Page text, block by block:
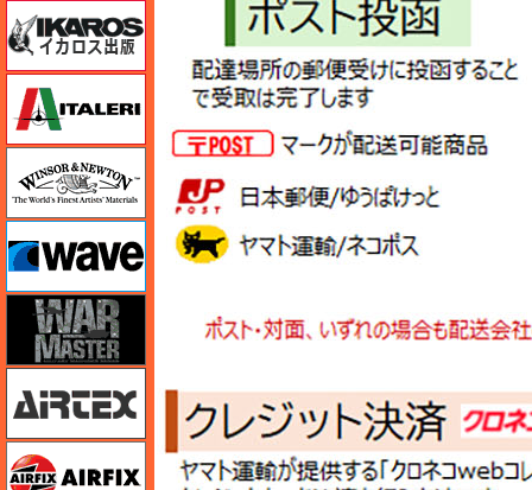
イタレリ
ウインザー＆ニュートン
ウェーブ
エアフィックス